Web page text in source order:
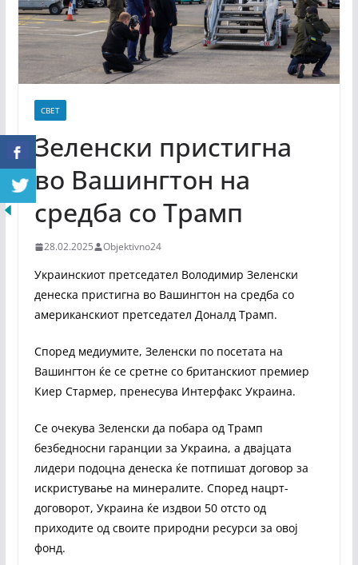
СВЕТ
Зеленски пристигна
во Вашингтон на
средба со Трамп
28.02.2025 Objektivno24
Украинскиот претседател Володимир Зеленски
денеска пристигна во Вашингтон на средба со
американскиот претседател Доналд Трамп.
Според медиумите, Зеленски по посетата на
Вашингтон ќе се сретне со британскиот премиер
Киер Стармер, пренесува Интерфакс Украина.
Се очекува Зеленски да побара од Трамп
безбедносни гаранции за Украина, а двајцата
лидери подоцна денеска ќе потпишат договор за
искристување на минералите. Според нацрт-
договорот, Украина ќе издвои 50 отсто од
приходите од своите природни ресурси за овој
фонд.